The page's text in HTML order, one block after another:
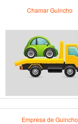
Chamar Guincho
Empresa de Guincho